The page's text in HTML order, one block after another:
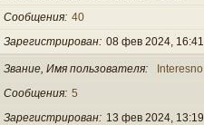
Сообщения 40
Зарегистрирован 08 фев 2024, 16:41
Звание, Имя пользователя
Interesno
Сообщения 5
Зарегистрирован
13 фев 2024, 13:19